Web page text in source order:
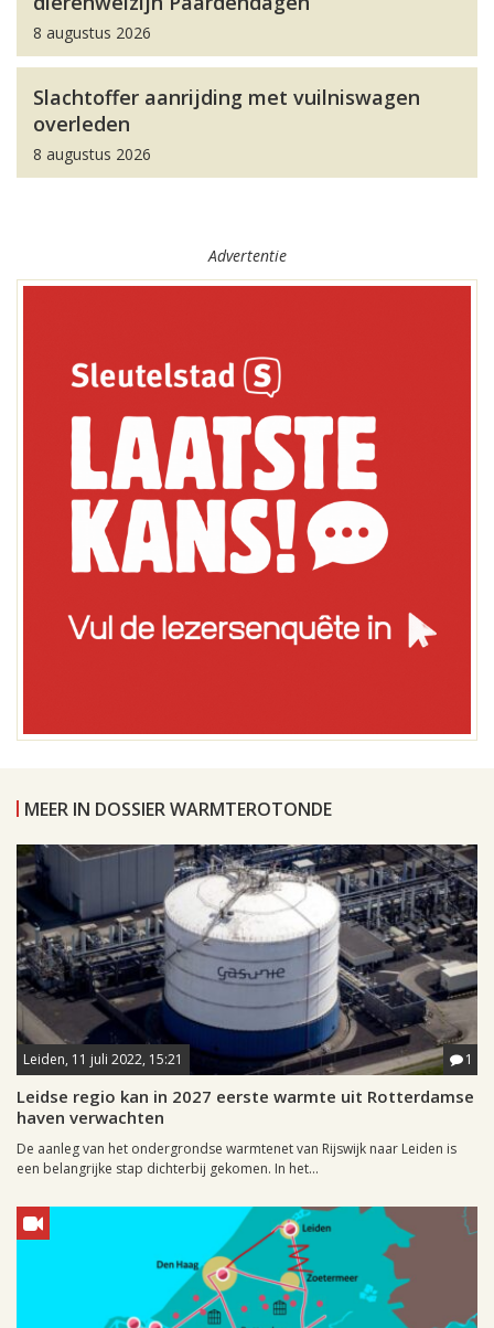
8 augustus 2026
Slachtoffer aanrijding met vuilniswagen
overleden
8 augustus 2026
Advertentie
MEER IN DOSSIER WARMTEROTONDE
Leiden, 11 juli 2022, 15:21 1
Leidse regio kan in 2027 eerste warmte uit Rotterdamse
haven verwachten
De aanleg van het ondergrondse warmtenet van Rijswijk naar Leiden is
een belangrijke stap dichterbij gekomen. In het...